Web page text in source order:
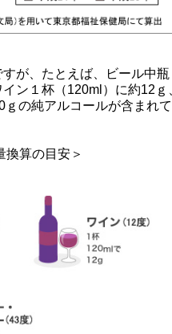
が、たとえば、ビール中
ン１杯（120ml）に約12
の純アルコールが含まれて
換算の目安＞